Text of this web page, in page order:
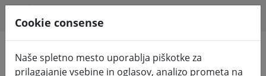
Cookie consense
Naše spletno mesto uporablja piškotke za
prilagajanje vsebine in oglasov, analizo prometa na